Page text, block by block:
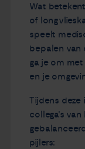
Wat
of
speelt
bepalen van
ga je om
en je
Tijdens deze
collega's van
pijlers: